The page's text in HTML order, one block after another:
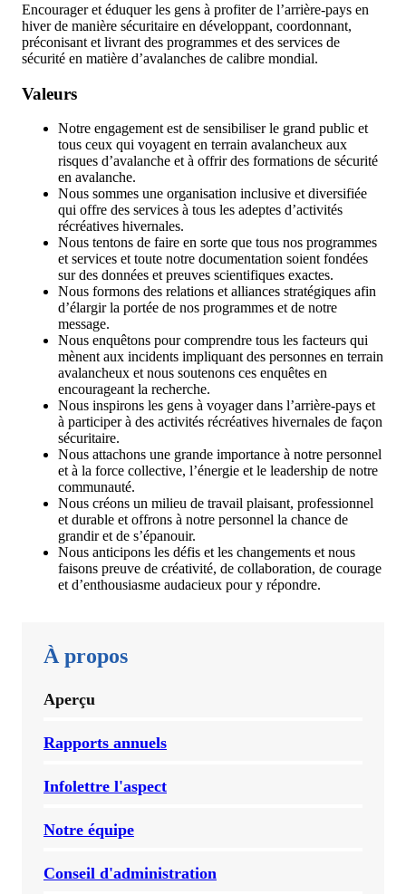
Encourager et éduquer les gens à profiter de l’arrière-pays en
hiver de manière sécuritaire en développant, coordonnant,
préconisant et livrant des programmes et des services de
sécurité en matière d’avalanches de calibre mondial.
Valeurs
Notre engagement est de sensibiliser le grand public et
tous ceux qui voyagent en terrain avalancheux aux
risques d’avalanche et à offrir des formations de sécurité
en avalanche.
Nous sommes une organisation inclusive et diversifiée
qui offre des services à tous les adeptes d’activités
récréatives hivernales.
Nous tentons de faire en sorte que tous nos programmes
et services et toute notre documentation soient fondées
sur des données et preuves scientifiques exactes.
Nous formons des relations et alliances stratégiques afin
d’élargir la portée de nos programmes et de notre
message.
Nous enquêtons pour comprendre tous les facteurs qui
mènent aux incidents impliquant des personnes en terrain
avalancheux et nous soutenons ces enquêtes en
encourageant la recherche.
Nous inspirons les gens à voyager dans l’arrière-pays et
à participer à des activités récréatives hivernales de façon
sécuritaire.
Nous attachons une grande importance à notre personnel
et à la force collective, l’énergie et le leadership de notre
communauté.
Nous créons un milieu de travail plaisant, professionnel
et durable et offrons à notre personnel la chance de
grandir et de s’épanouir.
Nous anticipons les défis et les changements et nous
faisons preuve de créativité, de collaboration, de courage
et d’enthousiasme audacieux pour y répondre.
À propos
Aperçu
Rapports annuels
Infolettre l'aspect
Notre équipe
Conseil d'administration